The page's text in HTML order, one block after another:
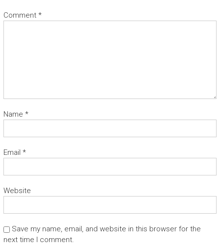
Comment *
Name *
Email *
Website
Save my name, email, and website in this browser for the
next time I comment.